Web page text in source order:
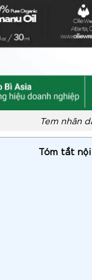
Tem nhãn
Tóm tắt